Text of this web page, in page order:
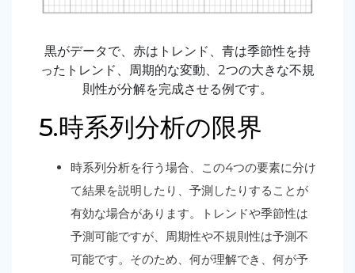
黒がデータで、赤はトレンド、青は季節性を持
ったトレンド、周期的な変動、2つの大きな不規
則性が分解を完成させる例です。
5.時系列分析の限界
時系列分析を行う場合、この4つの要素に分け
て結果を説明したり、予測したりすることが
有効な場合があります。トレンドや季節性は
予測可能ですが、周期性や不規則性は予測不
可能です。そのため、何が理解でき、何が予